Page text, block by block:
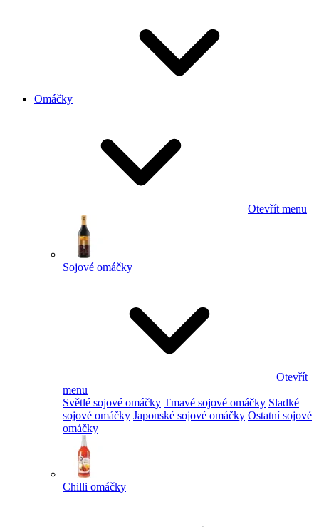
Omáčky
Otevřít menu
Sojové omáčky
Otevřít
menu
Světlé sojové omáčky Tmavé sojové omáčky Sladké
sojové omáčky Japonské sojové omáčky Ostatní sojové
omáčky
Chilli omáčky